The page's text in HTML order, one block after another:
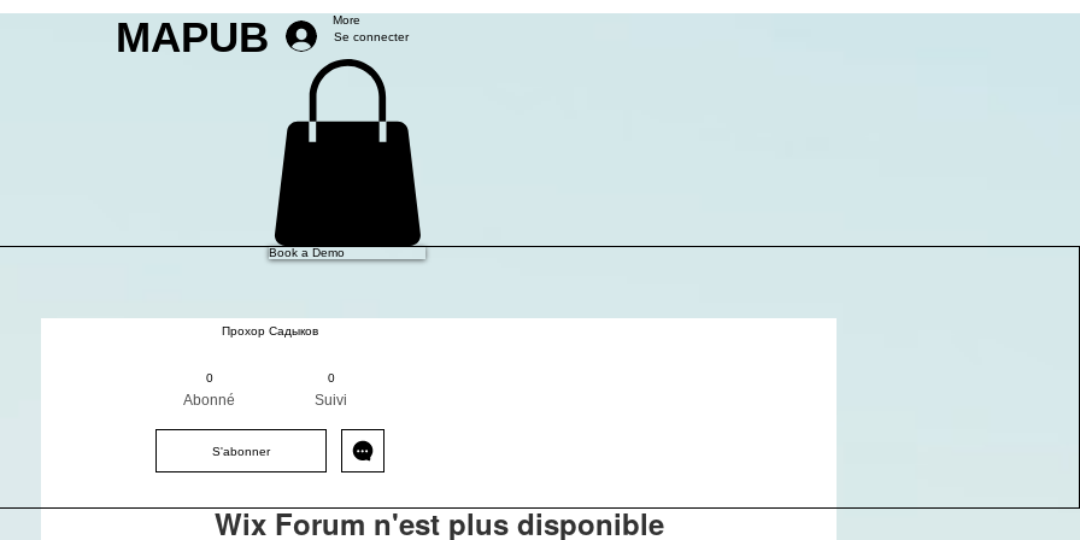
MAPUB
More
Se connecter
Book a Demo
Wix Forum n'est plus disponible
Прохор Садыков
0
Abonné
0
Suivi
S'abonner